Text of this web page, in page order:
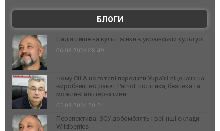
БЛОГИ
Надія лише на культ жінки в українській культурі
06.08.2026 08:49
Чому США не готові передати Україні ліцензію на
виробництво ракет Patriot: політика, безпека та
можливі альтернативи
03.08.2026 20:24
Перспектива: ЗСУ добомблять і всі інші склади
Wildberries